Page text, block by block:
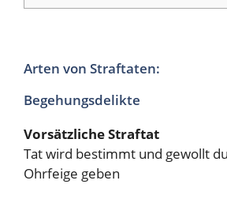
Arten von Straftaten:
Begehungsdelikte
Vorsätzliche Straftat
Tat wird bestimmt und gewollt
Ohrfeige geben